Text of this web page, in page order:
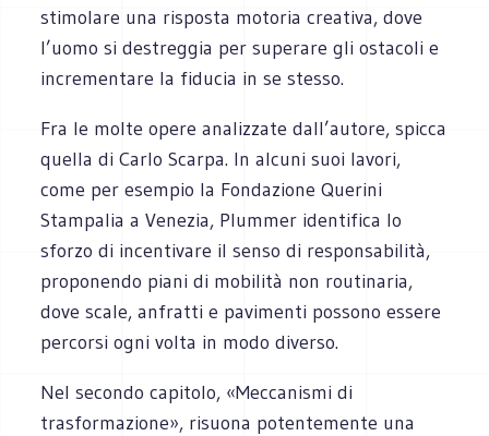
stimolare una risposta motoria creativa, dove
l’uomo si destreggia per superare gli ostacoli e
incrementare la fiducia in se stesso.
Fra le molte opere analizzate dall’autore, spicca
quella di Carlo Scarpa. In alcuni suoi lavori,
come per esempio la Fondazione Querini
Stampalia a Venezia, Plummer identifica lo
sforzo di incentivare il senso di responsabilità,
proponendo piani di mobilità non routinaria,
dove scale, anfratti e pavimenti possono essere
percorsi ogni volta in modo diverso.
Nel secondo capitolo, «Meccanismi di
trasformazione», risuona potentemente una